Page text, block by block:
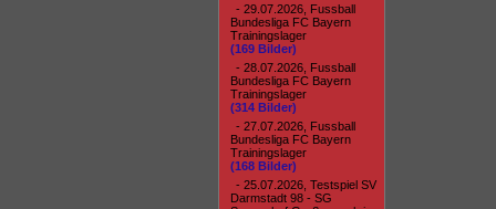
- 29.07.2026, Fussball
Bundesliga FC Bayern
Trainingslager
(169 Bilder)
- 28.07.2026, Fussball
Bundesliga FC Bayern
Trainingslager
(314 Bilder)
- 27.07.2026, Fussball
Bundesliga FC Bayern
Trainingslager
(168 Bilder)
- 25.07.2026, Testspiel SV
Darmstadt 98 - SG